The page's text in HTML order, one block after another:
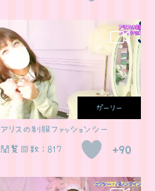
ガーリー
アリスの制服ファッションシー
閲覧回数：817
+90